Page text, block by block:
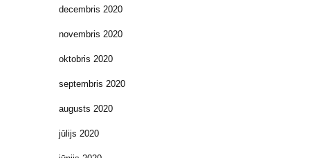
decembris 2020
novembris 2020
oktobris 2020
septembris 2020
augusts 2020
jūlijs 2020